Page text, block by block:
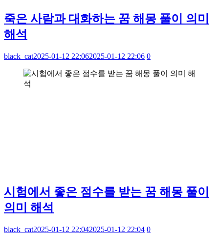
죽은 사람과 대화하는 꿈 해몽 풀이 의미
해석
black_cat2025-01-12 22:062025-01-12 22:06 0
시험에서 좋은 점수를 받는 꿈 해몽 풀이
의미 해석
black_cat2025-01-12 22:042025-01-12 22:04 0